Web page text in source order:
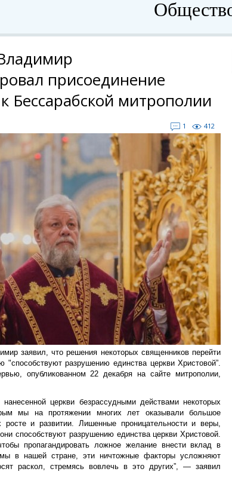
присоединение
Бессарабской митрополии
1 412
заявил, что решения некоторых священников перейти
"способствуют разрушению единства церкви Христовой”.
опубликованном 22 декабря на сайте митрополии,
церкви безрассудными действами некоторых
мы на протяжении многих лет оказывали большое
и развитии. Лишенные проницательности и веры,
способствуют разрушению единства церкви Христовой.
пропагандировать ложное желание внести вклад в
в нашей стране, эти ничтожные факторы усложняют
раскол, стремясь вовлечь в это других”, — заявил